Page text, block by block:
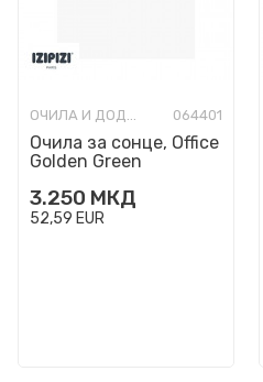
ОЧИЛА И ДОДАТОЦИ 064401
Очила за сонце, Office
Golden Green
3.250 МКД
52,59 EUR